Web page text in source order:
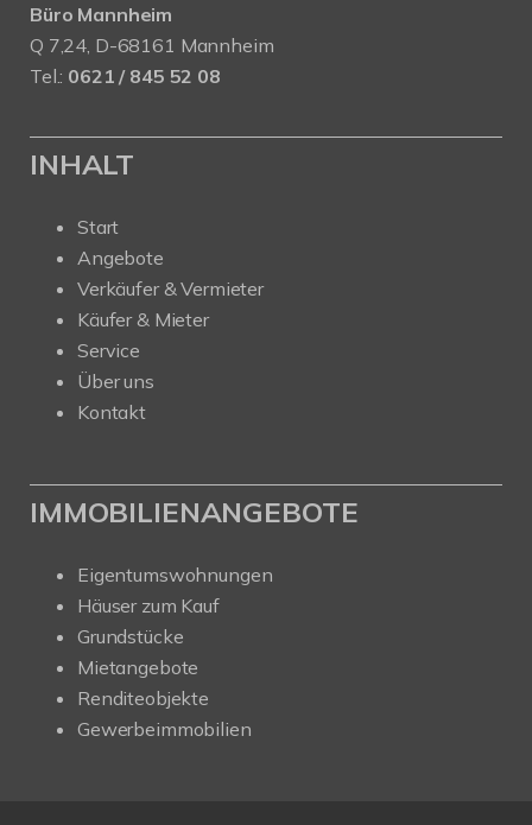
Büro Mannheim
Q 7,24, D-68161 Mannheim
Tel.: 0621 / 845 52 08
INHALT
Start
Angebote
Verkäufer & Vermieter
Käufer & Mieter
Service
Über uns
Kontakt
IMMOBILIENANGEBOTE
Eigentumswohnungen
Häuser zum Kauf
Grundstücke
Mietangebote
Renditeobjekte
Gewerbeimmobilien